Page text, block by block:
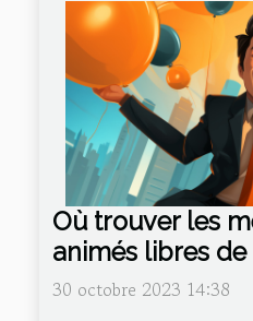
Où trouver les
animés libres de
30 octobre 2023 14:38